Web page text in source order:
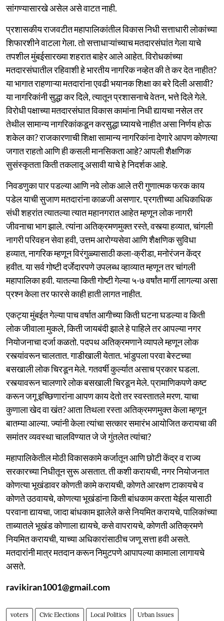
सांगण्यासारखे असेल असे वाटत नाही.
प्रशासकीय राजवटीत महापालिकांतील विकास निधी सत्ताधारी लोकांच्या
शिफारशीने वाटला गेला. तो सत्ताधाऱ्यांच्याच मतदारसंघांत गेला याचे
तपशील मुंबईसारख्या शहरात बाहेर आले आहेत. विरोधकांच्या
मतदारसंघातील रहिवाशी हे भारतीय नागरिक नव्हेत की ते कर देत नाहीत?
या भागात राहणाऱ्या मतदारांना एवढी भयानक शिक्षा का बरे दिली असावी?
या नागरिकांनी सुद्धा कर दिले, त्यातून प्रशासनाचे वेतन, भत्ते दिले गेले.
विरोधी पक्षाच्या मतदारसंघात विकास कामांना निधी द्यायचा नसेल तर
तेथील सामान्य नागरिकांकडून करसुद्धा घ्यायचे नाहीत असा निर्णय होऊ
शकेल का? राजकारणाची शिक्षा सामान्य नागरिकांना देणारे आपण कोणत्या
जगात राहतो आणि ही कसली मानसिकता आहे? आपली शैक्षणिक
सुसंस्कृतता किती तकलादू असावी याचे हे निदर्शक आहे.
निवडणुका पार पडल्या आणि नवे लोक आले तरी गुणात्मक फरक काय
पडेल याची सुजाण मतदारांना काळजी असणार. प्रगतीच्या अधिकाधिक
संधी शहरांत त्यातल्या त्यात महानगरात आहेत म्हणून लोक नागरी
जीवनाचा भाग झाले. त्यांना अतिक्रमणमुक्त रस्ते, वस्त्या हव्यात, चांगली
नागरी परिवहन सेवा हवी, उत्तम आरोग्यसेवा आणि शैक्षणिक सुविधा
हव्यात, नागरिक म्हणून विरंगुळ्यासाठी कला-क्रीडा, मनोरंजन केंद्र
हवीत. या सर्व गोष्टी दर्जेदारपणे उपलब्ध व्हाव्यात म्हणून तर चांगली
महापालिका हवी. यातल्या किती गोष्टी गेल्या ५-७ वर्षांत मार्गी लागल्या असा
प्रश्न केला तर फारसे काही हाती लागत नाहीत.
एकट्या मुंबईत गेल्या पाच वर्षात आगीच्या किती घटना घडल्या व किती
लोक जीवाला मुकले, किती जायबंदी झाले हे पाहिले तर आपल्या नगर
नियोजनाचा दर्जा कळतो. पदपथ अतिक्रमणाने व्यापले म्हणून लोक
रस्त्यांवरून चालतात. गाडीखाली येतात. भांडुपला परवा बेस्टच्या
बसखाली लोक चिरडून मेले. गतवर्षी कुर्ल्यात असाच प्रकार घडला.
रस्त्यावरून चालणारे लोक बसखाली चिरडून मेले. प्रामाणिकपणे कष्ट
करून जगू इच्छिणारांना आपण काय देतो तर स्वस्तातले मरण. याचा
कुणाला खेद वा खंत? आता तिथला रस्ता अतिक्रमणमुक्त केला म्हणून
बातम्या आल्या. ज्यांनी केला त्यांचा सत्कार समारंभ आयोजित करायचा की
समांतर व्यवस्था चालविण्यात जे जे गुंतलेत त्यांचा?
महापालिकेतील मोठी विकासकामे कर्जातून आणि छोटी केंद्र व राज्य
सरकारच्या निधीतून सुरू असतात. ती कशी करायची, नगर नियोजनात
कोणत्या भूखंडावर कोणती कामे करायची, कोणते आरक्षण टाकायचे व
कोणते उठवायचे, कोणत्या भूखंडांना किती बांधकाम करता येईल यासाठी
परवाना द्यायचा, जादा बांधकाम झालेले कसे नियमित करायचे, पालिकांच्या
ताब्यातले भूखंड कोणाला द्यायचे, कसे वापरायचे, कोणती अतिक्रमणे
नियमित करायची, याच्या अधिकारांसाठीच जणू सत्ता हवी असते.
मतदारांनी मात्र मतदान करून निमुटपणे आपापल्या कामाला लागायचे
असते.
ravikiran1001@gmail.com
voters Civic Elections Local Politics Urban Issues